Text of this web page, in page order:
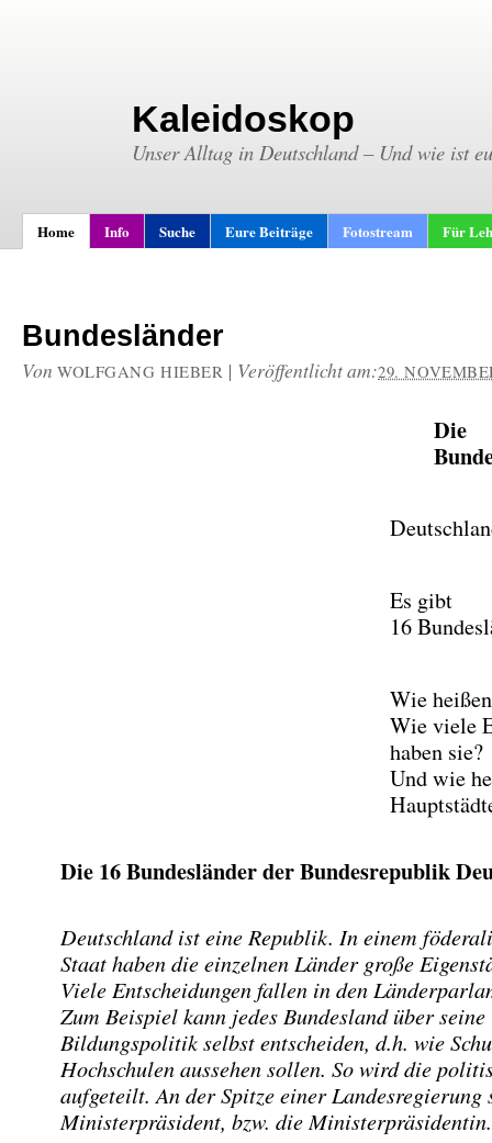
Kaleidoskop
Unser Alltag in Deutschland – Und wie ist
Home Info Suche Eure Beiträge Fotostream Für
Bundesländer
Von WOLFGANG HIEBER | Veröffentlicht am:29.
Die
Es gibt
16
Wie
Wie viele
haben sie?
Und wie
Die 16 Bundesländer der Bundesrepublik
Deutschland ist eine Republik. In einem
Staat haben die einzelnen Länder große
Viele Entscheidungen fallen in den
Zum Beispiel kann jedes Bundesland über seine
Bildungspolitik selbst entscheiden, d.h. wie
Hochschulen aussehen sollen. So wird die
aufgeteilt. An der Spitze einer Landesregierung
Ministerpräsident, bzw. die Ministerpräsidentin.